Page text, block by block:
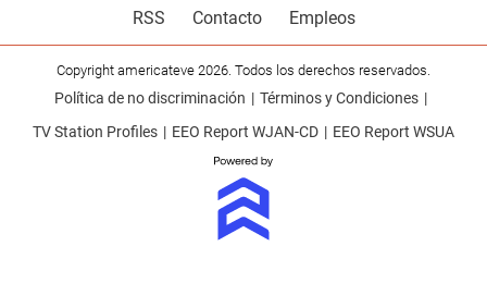
RSS
Contacto Empleos
Copyright americateve 2026. Todos los derechos reservados.
Política de no discriminación
Términos y Condiciones
TV Station Profiles
EEO Report WJAN-CD EEO Report WSUA